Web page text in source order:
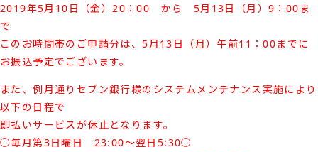
2019年5月10日（金）20：00 から 5月13日（月）9：00ま
で
このお時間帯のご申請分は、5月13日（月）午前11：00までに
お振込予定でございます。
また、例月通りセブン銀行様のシステムメンテナンス実施により
以下の日程で
即払いサービスが休止となります。
○毎月第3日曜日 23:00～翌日5:30○